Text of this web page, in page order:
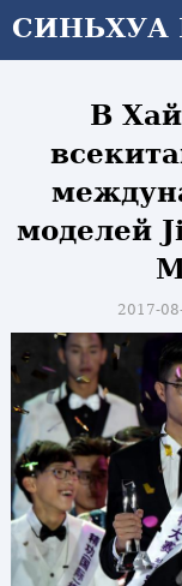
СИНЬХУА
В
моделей
2017-